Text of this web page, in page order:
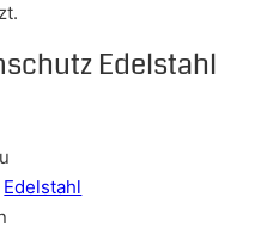
Edelstahl
Edelstahl